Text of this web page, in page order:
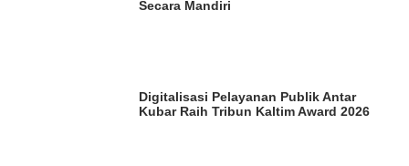
Secara Mandiri
Digitalisasi Pelayanan Publik Antar
Kubar Raih Tribun Kaltim Award 2026